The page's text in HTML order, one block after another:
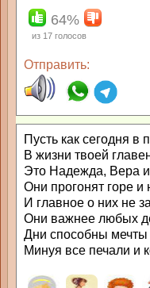
64%
из 17 голосов
Отправить:
Пусть как сегодня в
В жизни твоей
Это Надежда, Вера
Они прогонят горе и
И главное о них не
Они важнее любых
Дни способны мечты
Минуя все печали и